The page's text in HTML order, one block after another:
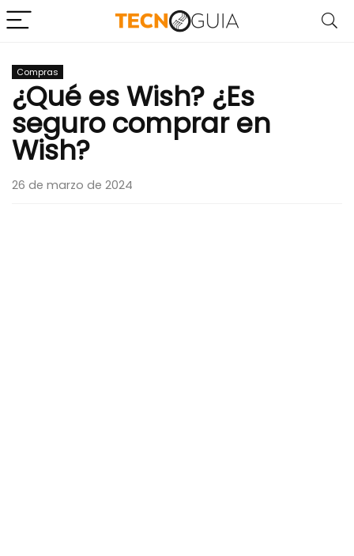
Compras
¿Qué es Wish? ¿Es
seguro comprar en
Wish?
26 de marzo de 2024